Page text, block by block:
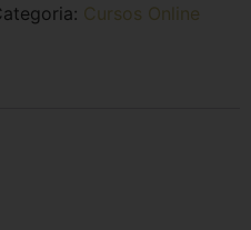
Cursos Online